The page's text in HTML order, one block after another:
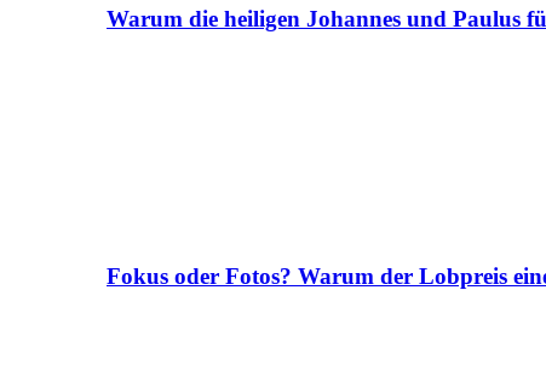
Warum die heiligen Johannes und Paulus
Fokus oder Fotos? Warum der Lobpreis